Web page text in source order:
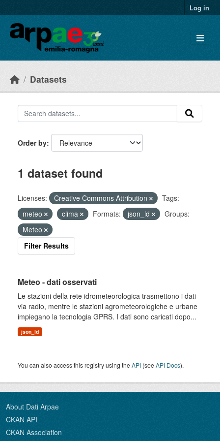
Log in
Datasets
Order by
1 dataset found
Licenses: Creative Commons Attribution
Tags:
meteo
clima Formats: json_ld
Groups:
Meteo
Filter Results
Meteo - dati osservati
Le stazioni della rete idrometeorologica trasmettono i dati
via radio, mentre le stazioni agrometeorologiche e urbane
impiegano la tecnologia GPRS. I dati sono caricati dopo...
json_ld
You can also access this registry using theAPI (seeAPI Docs).
About Dati Arpae
CKAN API
CKAN Association